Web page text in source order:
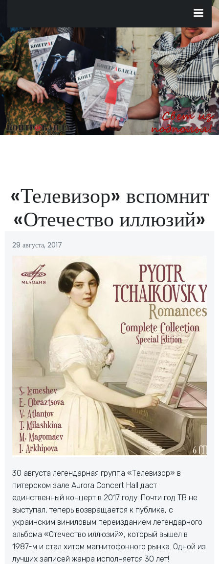
содержимому
«Телевизор» вспомнит
«Отечество иллюзий»
29 августа, 2017
30 августа легендарная группа «Телевизор» в
питерском зале Aurora Concert Hall даст
единственный концерт в 2017 году. Почти год ТВ не
выступал, теперь возвращается к публике, с
украинским виниловым переизданием легендарного
альбома «Отечество иллюзий», который вышел в
1987-м и стал хитом магнитофонного рынка. Одной из
лучших записей жанра исполняется 30 лет!